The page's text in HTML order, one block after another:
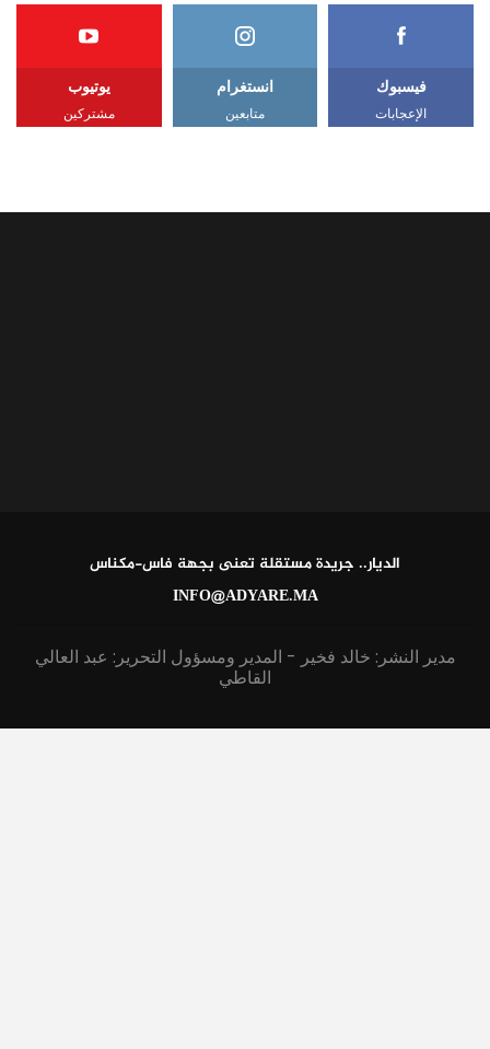
فيسبوك
الإعجابات
انستغرام
متابعين
يوتيوب
مشتركين
الديار.. جريدة مستقلة تعنى بجهة فاس-مكناس
INFO@ADYARE.MA
مدير النشر: خالد فخير - المدير ومسؤول التحرير: عبد العالي
القاطي